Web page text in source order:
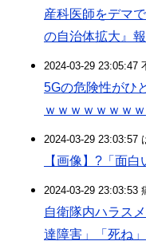
産科医師をデマ
の自治体拡大』
2024-03-29 23:05:47
5Gの危険性がひ
ｗｗｗｗｗｗｗｗ
2024-03-29 23:03:57
【画像】?「面
2024-03-29 23:03:53
自衛隊内ハラス
達障害」「死ね